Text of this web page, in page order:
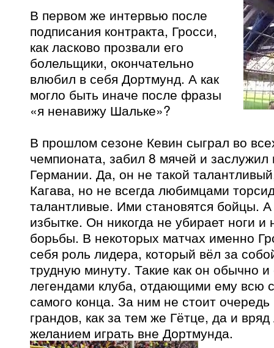
В первом же интервью после
подписания контракта, Гросси,
как ласково прозвали его
болельщики, окончательно
влюбил в себя Дортмунд. А как
могло быть иначе после фразы
«я ненавижу Шальке»?
В прошлом сезоне Кевин сыграл во
чемпионата, забил 8 мячей и
Германии. Да, он не такой
Кагава, но не всегда любимцами
талантливые. Ими становятся бойцы. А
избытке. Он никогда не убирает ноги и
борьбы. В некоторых матчах именно
себя роль лидера, который вёл за
трудную минуту. Такие как он обычно и
легендами клуба, отдающими ему всю
самого конца. За ним не стоит очередь
грандов, как за тем же Гётце, да и
желанием играть вне Дортмунда.